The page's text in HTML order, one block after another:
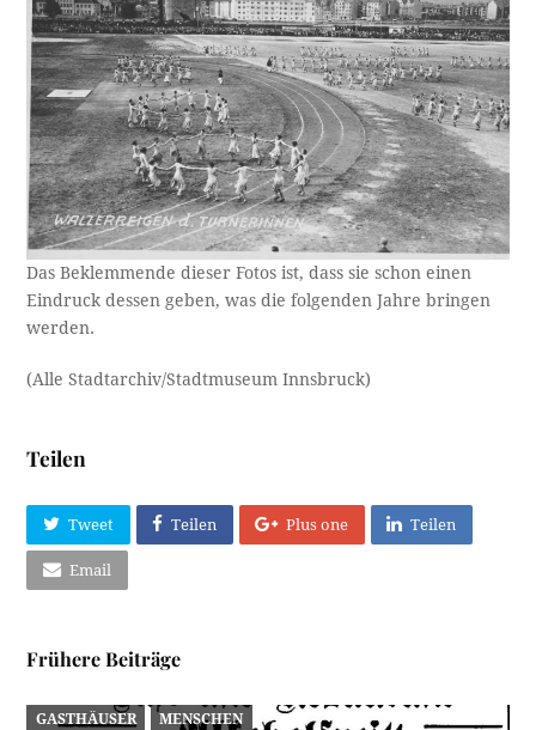
Das Beklemmende dieser Fotos ist, dass sie schon einen
Eindruck dessen geben, was die folgenden Jahre bringen
werden.
(Alle Stadtarchiv/Stadtmuseum Innsbruck)
Teilen
Tweet Teilen Plus one Teilen
Email
Frühere Beiträge
GASTHÄUSER MENSCHEN